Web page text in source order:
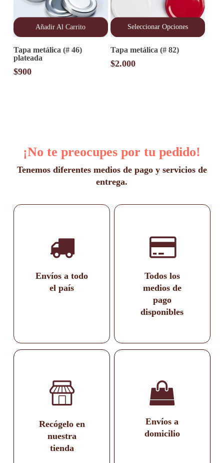
Añadir Al Carrito
Tapa metálica (# 46)
plateada
$900
Seleccionar Opciones
producto
tiene
múltiples
página
de
producto
Tapa metálica (# 82)
$2.000
¡No te preocupes por tu pedido!
Tenemos diferentes medios de pago y servicios de
entrega.
Envíos a todo
el país
Todos los
medios de
pago
disponibles
Recógelo en
nuestra
tienda
Envíos a
domicilio